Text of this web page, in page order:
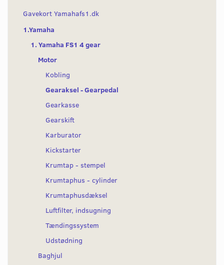
Gavekort Yamahafs1.dk
1.Yamaha
1. Yamaha FS1 4 gear
Motor
Kobling
Gearaksel - Gearpedal
Gearkasse
Gearskift
Karburator
Kickstarter
Krumtap - stempel
Krumtaphus - cylinder
Krumtaphusdæksel
Luftfilter, indsugning
Tændingssystem
Udstødning
Baghjul